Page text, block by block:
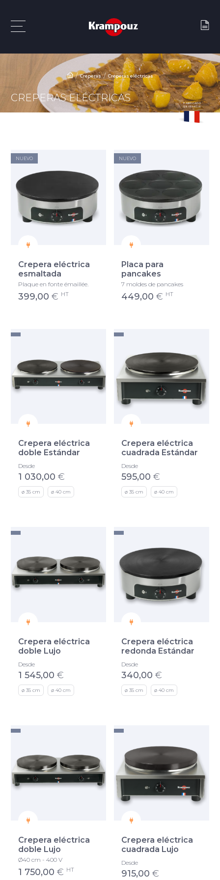
Creperas Creperas eléctricas
CREPERAS ELÉCTRICAS FABRICADO
EN FRANCIA
NUEVO
Crepera eléctrica
esmaltada
Plaque en fonte émaillée.
399,00 € HT
NUEVO
Placa para
pancakes
7 moldes de pancakes
449,00 € HT
Crepera eléctrica
doble Estándar
Desde
1 030,00 €
ø 35 cm ø 40 cm
Crepera eléctrica
cuadrada Estándar
Desde
595,00 €
ø 35 cm ø 40 cm
Crepera eléctrica
doble Lujo
Desde
1 545,00 €
ø 35 cm ø 40 cm
Crepera eléctrica
redonda Estándar
Desde
340,00 €
ø 35 cm ø 40 cm
Crepera eléctrica
doble Lujo
Ø40 cm - 400 V
1 750,00 € HT
Crepera eléctrica
cuadrada Lujo
Desde
915,00 €